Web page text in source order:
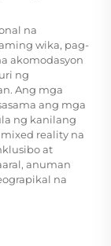
na
wika, pag-
akomodasyon
ng
Ang mga
ang mga
ng kanilang
reality na
at
anuman
na